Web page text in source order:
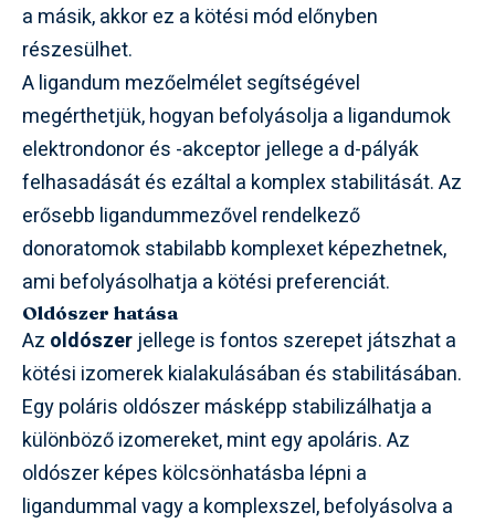
a másik, akkor ez a kötési mód előnyben
részesülhet.
A ligandum mezőelmélet segítségével
megérthetjük, hogyan befolyásolja a ligandumok
elektrondonor és -akceptor jellege a d-pályák
felhasadását és ezáltal a komplex stabilitását. Az
erősebb ligandummezővel rendelkező
donoratomok stabilabb komplexet képezhetnek,
ami befolyásolhatja a kötési preferenciát.
Oldószer hatása
Az oldószer jellege is fontos szerepet játszhat a
kötési izomerek kialakulásában és stabilitásában.
Egy poláris oldószer másképp stabilizálhatja a
különböző izomereket, mint egy apoláris. Az
oldószer képes kölcsönhatásba lépni a
ligandummal vagy a komplexszel, befolyásolva a